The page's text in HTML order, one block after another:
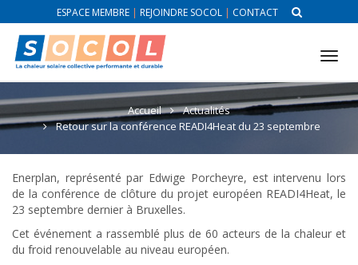
ESPACE MEMBRE| REJOINDRE SOCOL| CONTACT
Accueil
Actualités
Retour sur la conférence READI4Heat du 23 septembre
Enerplan, représenté par Edwige Porcheyre, est intervenu lors
de la conférence de clôture du projet européen READI4Heat, le
23 septembre dernier à Bruxelles.
Cet événement a rassemblé plus de 60 acteurs de la chaleur et
du froid renouvelable au niveau européen.